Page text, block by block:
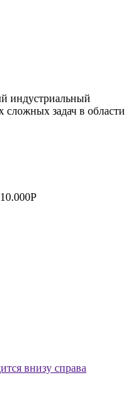
индустриальный
сложных задач в области
внизу справа